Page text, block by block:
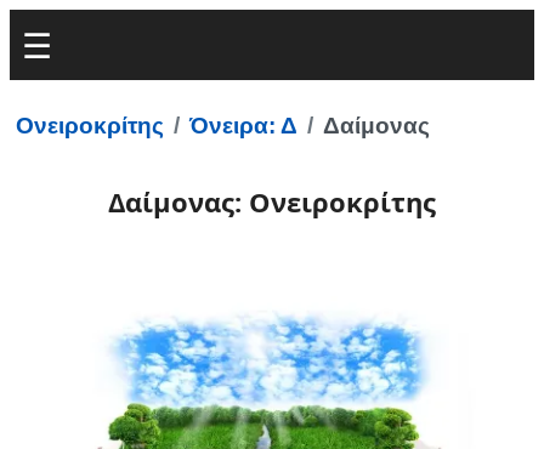
Ονειροκρίτης Όνειρα: Δ Δαίμονας
Δαίμονας: Ονειροκρίτης